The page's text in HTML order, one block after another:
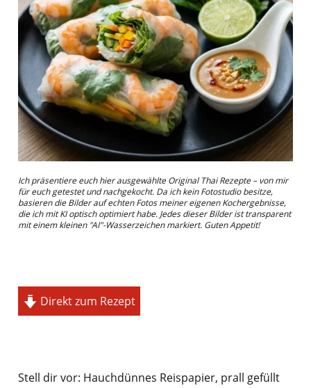
Ich präsentiere euch hier ausgewählte Original Thai Rezepte – von mir
für euch getestet und nachgekocht. Da ich kein Fotostudio besitze,
basieren die Bilder auf echten Fotos meiner eigenen Kochergebnisse,
die ich mit KI optisch optimiert habe. Jedes dieser Bilder ist transparent
mit einem kleinen "AI"-Wasserzeichen markiert. Guten Appetit!
Direkt zum Rezept
Stell dir vor: Hauchdünnes Reispapier, prall gefüllt